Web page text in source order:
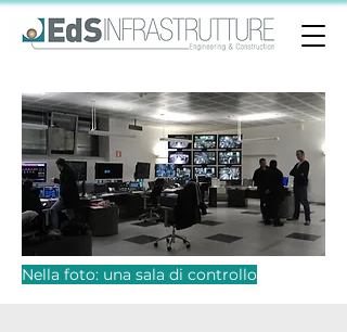
Nella foto: una sala di controllo